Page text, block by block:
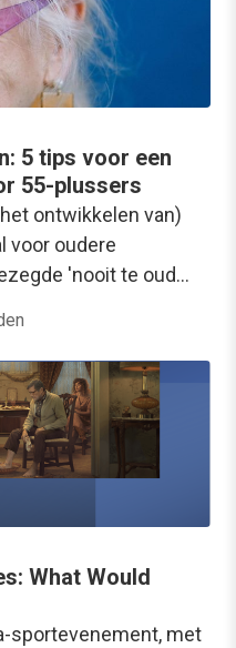
5 tips voor een
55-plussers
ontwikkelen van)
voor oudere
'nooit te oud…
What Would
sportevenement, met